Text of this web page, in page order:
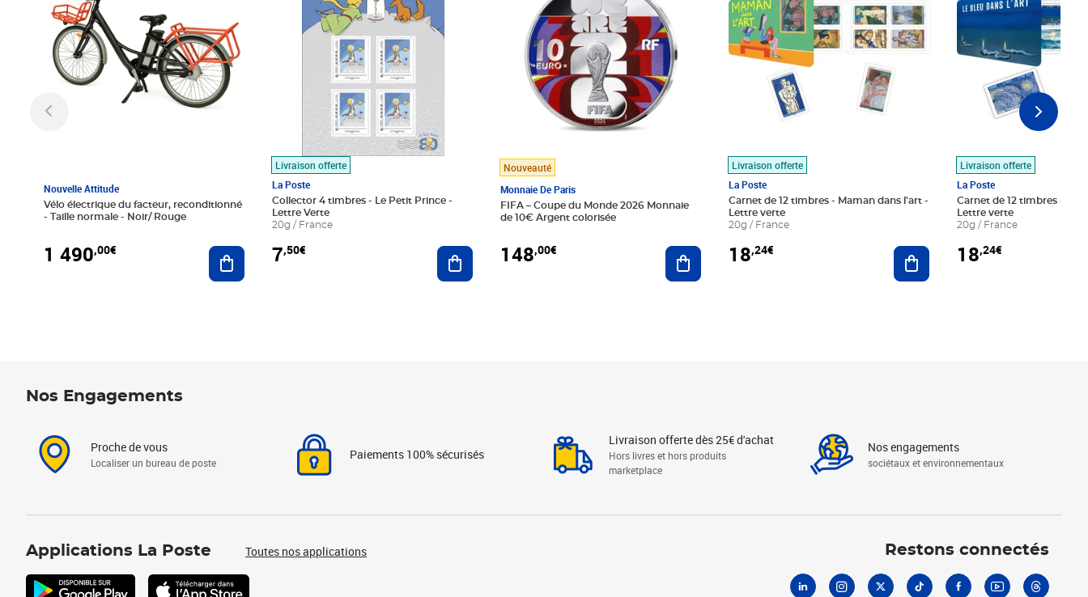
Nouvelle Attitude
Vélo électrique du facteur, reconditionné
- Taille normale - Noir/ Rouge
1 490,00€ Ajouter au panier
Livraison offerte
La Poste
Collector 4 timbres - Le Petit Prince -
Lettre Verte
20g / France
7,50€ Ajouter au panier
Nouveauté
Monnaie De Paris
FIFA – Coupe du Monde 2026 Monnaie
de 10€ Argent colorisée
148,00€ Ajouter au panier
Livraison offerte
La Poste
Carnet de 12 timbres - Maman dans l'art -
Lettre verte
20g / France
18,24€ Ajouter au panier
Livraison offerte
La Poste
Carnet de 12 timbres - Le
Lettre verte
20g / France
18,24€
Nos Engagements
Proche de vous
Localiser un bureau de poste
Paiements 100% sécurisés
Livraison offerte dès 25€ d'achat
Hors livres et hors produits
marketplace
Nos engagements
sociétaux et environnementaux
Applications La Poste Toutes nos applications Restons connectés